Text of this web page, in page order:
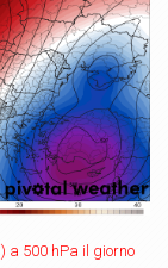
a 500 hPa il giorno